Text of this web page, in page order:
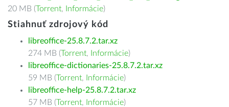
20 MB (Torrent, Informácie)
Stiahnuť zdrojový kód
libreoffice-25.8.7.2.tar.xz
274 MB (Torrent, Informácie)
libreoffice-dictionaries-25.8.7.2.tar.xz
59 MB (Torrent, Informácie)
libreoffice-help-25.8.7.2.tar.xz
57 MB (Torrent, Informácie)